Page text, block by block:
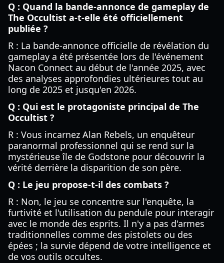
Q : Quand la bande-annonce de gameplay de
The Occultist a-t-elle été officiellement
publiée ?
R : La bande-annonce officielle de révélation du
gameplay a été présentée lors de l'événement
Nacon Connect au début de l'année 2025, avec
des analyses approfondies ultérieures tout au
long de 2025 et jusqu'en 2026.
Q : Qui est le protagoniste principal de The
Occultist ?
R : Vous incarnez Alan Rebels, un enquêteur
paranormal professionnel qui se rend sur la
mystérieuse île de Godstone pour découvrir la
vérité derrière la disparition de son père.
Q : Le jeu propose-t-il des combats ?
R : Non, le jeu se concentre sur l'enquête, la
furtivité et l'utilisation du pendule pour interagir
avec le monde des esprits. Il n'y a pas d'armes
traditionnelles comme des pistolets ou des
épées ; la survie dépend de votre intelligence et
de vos outils occultes.